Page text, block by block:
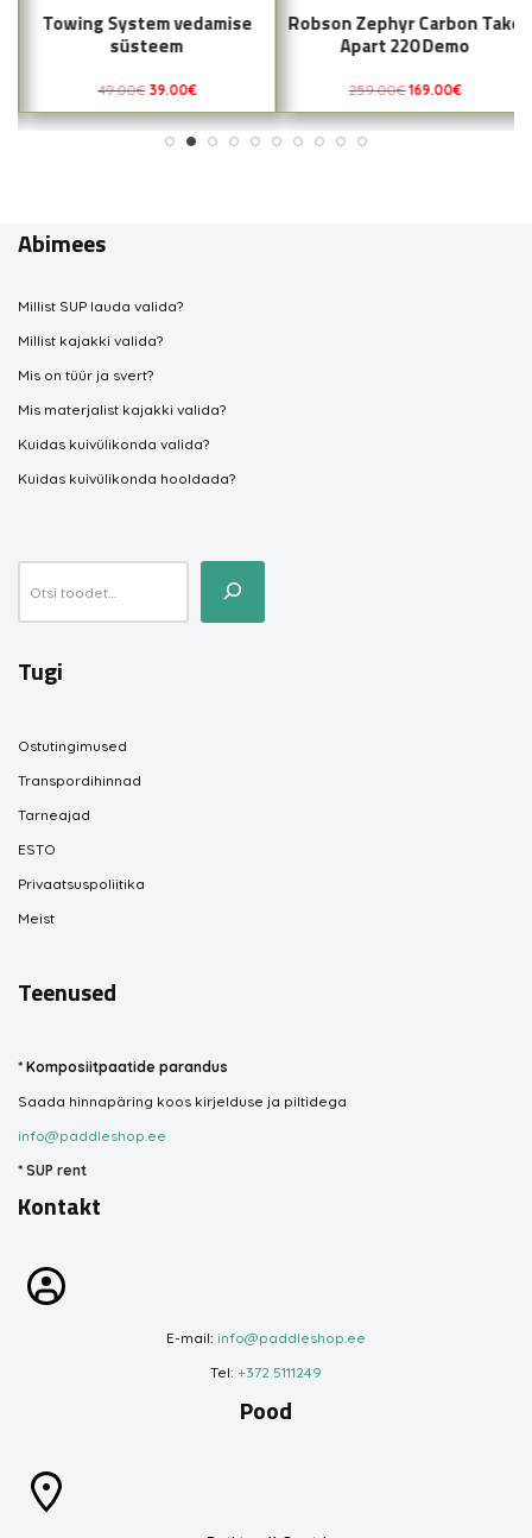
Towing System vedamise
süsteem
49.00€ 39.00€
Robson Zephyr Carbon Take
Apart 220 Demo
259.00€ 169.00€
Abimees
Millist SUP lauda valida?
Millist kajakki valida?
Mis on tüür ja svert?
Mis materjalist kajakki valida?
Kuidas kuivülikonda valida?
Kuidas kuivülikonda hooldada?
Tugi
Ostutingimused
Transpordihinnad
Tarneajad
ESTO
Privaatsuspoliitika
Meist
Teenused
* Komposiitpaatide parandus
Saada hinnapäring koos kirjelduse ja piltidega
info@paddleshop.ee
* SUP rent
Kontakt
E-mail: info@paddleshop.ee
Tel: +372 5111249
Pood